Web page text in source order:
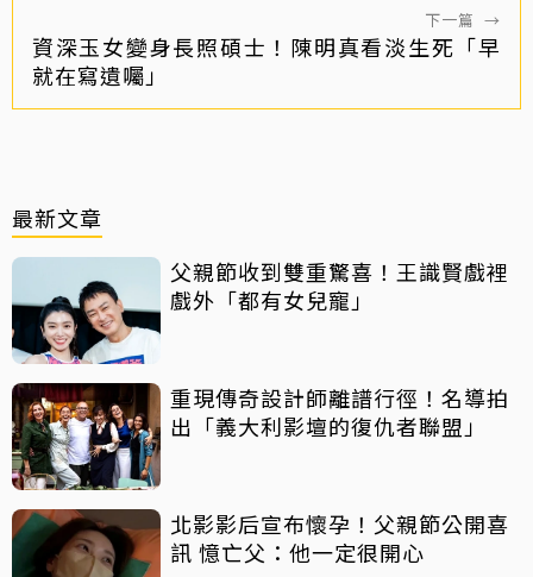
下一篇 →
資深玉女變身長照碩士！陳明真看淡生死「早
就在寫遺囑」
最新文章
父親節收到雙重驚喜！王識賢戲裡
戲外「都有女兒寵」
重現傳奇設計師離譜行徑！名導拍
出「義大利影壇的復仇者聯盟」
北影影后宣布懷孕！父親節公開喜
訊 憶亡父：他一定很開心